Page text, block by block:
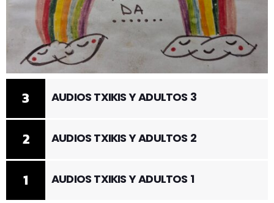
1 AUDIOS TXIKIS Y ADULTOS 1
2 AUDIOS TXIKIS Y ADULTOS 2
3 AUDIOS TXIKIS Y ADULTOS 3